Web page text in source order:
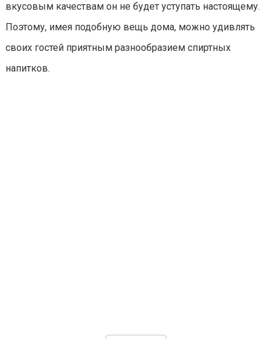
вкусовым качествам он не будет уступать настоящему.
Поэтому, имея подобную вещь дома, можно удивлять
своих гостей приятным разнообразием спиртных
напитков.